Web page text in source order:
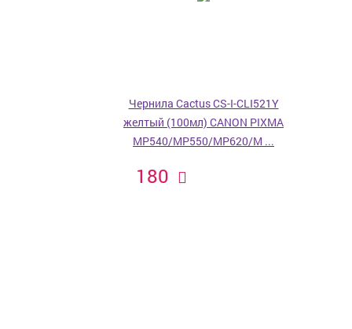
Чернила Cactus CS-I-CLI521Y
желтый (100мл) CANON PIXMA
MP540/MP550/MP620/M ...
180